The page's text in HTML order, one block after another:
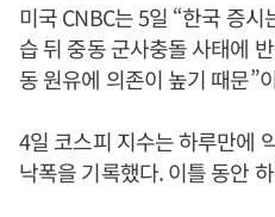
미국 CNBC는 5일 “한국 증
습 뒤 중동 군사충돌 사태에
동 원유에 의존이 높기 때문”
4일 코스피 지수는 하루만에
낙폭을 기록했다. 이틀 동안